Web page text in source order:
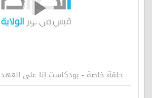
حلقة خاصة - بودكاست إنا على العهد